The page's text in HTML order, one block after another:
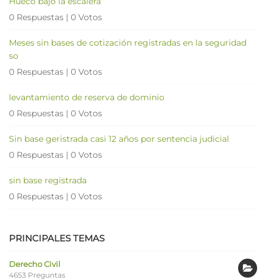
0 Respuestas | 0 Votos
Meses sin bases de cotización registradas en la seguridad
so
0 Respuestas | 0 Votos
levantamiento de reserva de dominio
0 Respuestas | 0 Votos
Sin base geristrada casi 12 años por sentencia judicial
0 Respuestas | 0 Votos
sin base registrada
0 Respuestas | 0 Votos
PRINCIPALES TEMAS
Derecho Civil
4653 Preguntas